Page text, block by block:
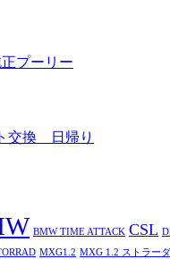
プーリー
交換 日帰り
BMW TIME ATTACK CSL
MXG1.2 MXG 1.2 ストラーダ